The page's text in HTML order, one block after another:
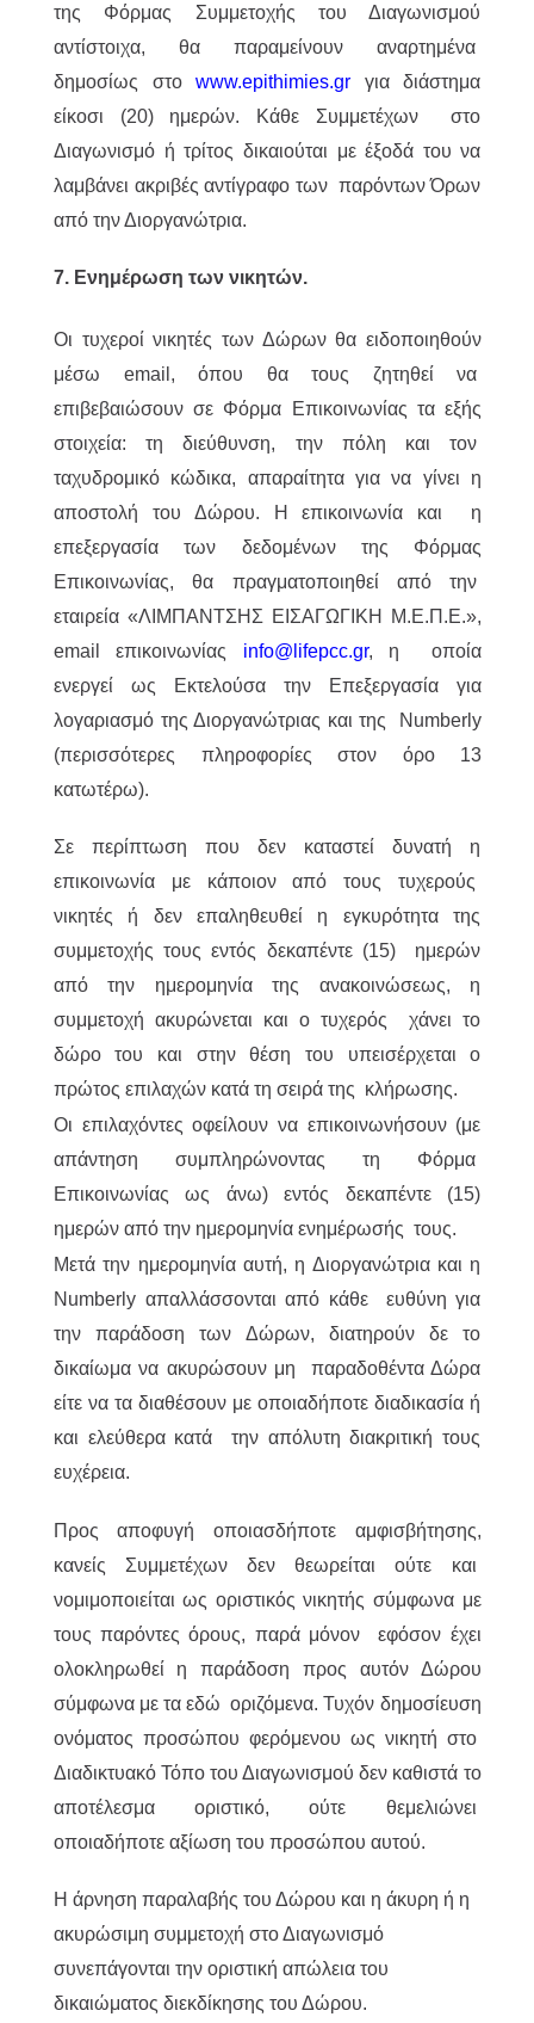
της Φόρμας Συμμετοχής του Διαγωνισμού
αντίστοιχα, θα παραμείνουν αναρτημένα
δημοσίως στοwww.epithimies.gr για διάστημα
είκοσι (20) ημερών. Κάθε Συμμετέχων στο
Διαγωνισμό ή τρίτος δικαιούται με έξοδά του να
λαμβάνει ακριβές αντίγραφο των παρόντων Όρων
από την Διοργανώτρια.
7. Ενημέρωση των νικητών.
Οι τυχεροί νικητές των Δώρων θα ειδοποιηθούν
μέσω email, όπου θα τους ζητηθεί να
επιβεβαιώσουν σε Φόρμα Επικοινωνίας τα εξής
στοιχεία: τη διεύθυνση, την πόλη και τον
ταχυδρομικό κώδικα, απαραίτητα για να γίνει η
αποστολή του Δώρου. Η επικοινωνία και η
επεξεργασία των δεδομένων της Φόρμας
Επικοινωνίας, θα πραγματοποιηθεί από την
εταιρεία «ΛΙΜΠΑΝΤΣΗΣ ΕΙΣΑΓΩΓΙΚΗ Μ.Ε.Π.Ε.»,
email επικοινωνίας info@lifepcc.gr, η οποία
ενεργεί ως Εκτελούσα την Επεξεργασία για
λογαριασμό της Διοργανώτριας και της Numberly
(περισσότερες πληροφορίες στον όρο 13
κατωτέρω).
Σε περίπτωση που δεν καταστεί δυνατή η
επικοινωνία με κάποιον από τους τυχερούς
νικητές ή δεν επαληθευθεί η εγκυρότητα της
συμμετοχής τους εντός δεκαπέντε (15) ημερών
από την ημερομηνία της ανακοινώσεως, η
συμμετοχή ακυρώνεται και ο τυχερός χάνει το
δώρο του και στην θέση του υπεισέρχεται ο
πρώτος επιλαχών κατά τη σειρά της κλήρωσης.
Οι επιλαχόντες οφείλουν να επικοινωνήσουν (με
απάντηση συμπληρώνοντας τη Φόρμα
Επικοινωνίας ως άνω) εντός δεκαπέντε (15)
ημερών από την ημερομηνία ενημέρωσής τους.
Μετά την ημερομηνία αυτή, η Διοργανώτρια και η
Numberly απαλλάσσονται από κάθε ευθύνη για
την παράδοση των Δώρων, διατηρούν δε το
δικαίωμα να ακυρώσουν μη παραδοθέντα Δώρα
είτε να τα διαθέσουν με οποιαδήποτε διαδικασία ή
και ελεύθερα κατά την απόλυτη διακριτική τους
ευχέρεια.
Προς αποφυγή οποιασδήποτε αμφισβήτησης,
κανείς Συμμετέχων δεν θεωρείται ούτε και
νομιμοποιείται ως οριστικός νικητής σύμφωνα με
τους παρόντες όρους, παρά μόνον εφόσον έχει
ολοκληρωθεί η παράδοση προς αυτόν Δώρου
σύμφωνα με τα εδώ οριζόμενα. Τυχόν δημοσίευση
ονόματος προσώπου φερόμενου ως νικητή στο
Διαδικτυακό Τόπο του Διαγωνισμού δεν καθιστά το
αποτέλεσμα οριστικό, ούτε θεμελιώνει
οποιαδήποτε αξίωση του προσώπου αυτού.
Η άρνηση παραλαβής του Δώρου και η άκυρη ή η
ακυρώσιμη συμμετοχή στο Διαγωνισμό
συνεπάγονται την οριστική απώλεια του
δικαιώματος διεκδίκησης του Δώρου.